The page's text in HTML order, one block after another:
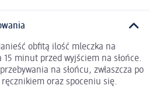
obfitą ilość mleczka na
15 minut przed wyjściem na słońce.
na słońcu, zwłaszcza po
oraz spoceniu się.